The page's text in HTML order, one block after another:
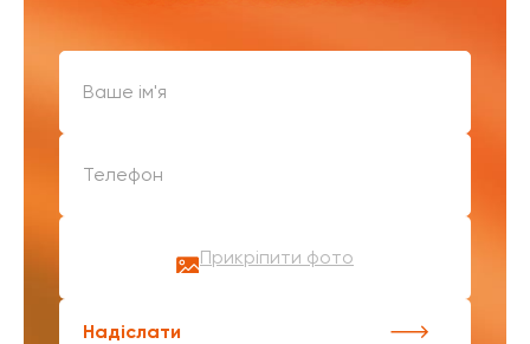
Прикріпити фото
Надіслати